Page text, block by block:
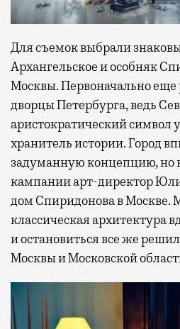
Для съемок выбрали
Архангельское и особняк
Москвы. Первоначально еще
дворцы Петербурга, ведь
аристократический символ
хранитель истории. Город
задуманную концепцию, но
кампании арт-директор
дом Спиридонова в Москве.
классическая архитектура
и остановиться все же
Москвы и Московской